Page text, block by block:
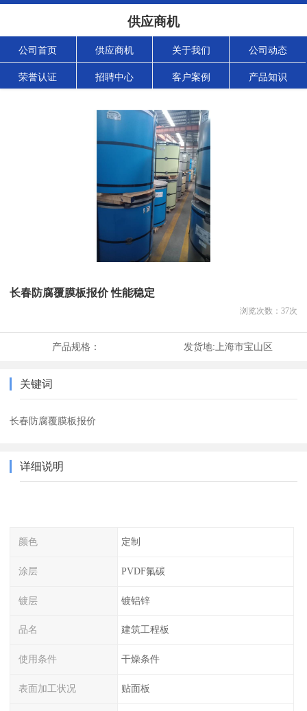
供应商机
公司首页 供应商机 关于我们 公司动态
荣誉认证 招聘中心 客户案例 产品知识
长春防腐覆膜板报价 性能稳定
浏览次数： 37次
产品规格： 发货地: 上海市宝山区
关键词
长春防腐覆膜板报价
详细说明
颜色 定制
涂层 PVDF氟碳
镀层 镀铝锌
品名 建筑工程板
使用条件 干燥条件
表面加工状况 贴面板